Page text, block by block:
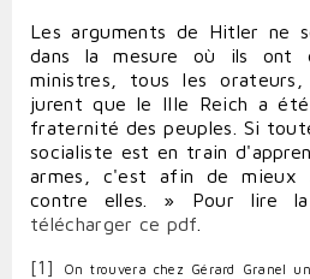
Les arguments de Hitler ne
dans la mesure où ils ont
ministres, tous les
jurent que le IIIe Reich a
fraternité des peuples. Si
socialiste est en train
armes, c'est afin de mieux
contre elles. » Pour lire
télécharger ce pdf
[1]
On trouvera chez Gérard Granel